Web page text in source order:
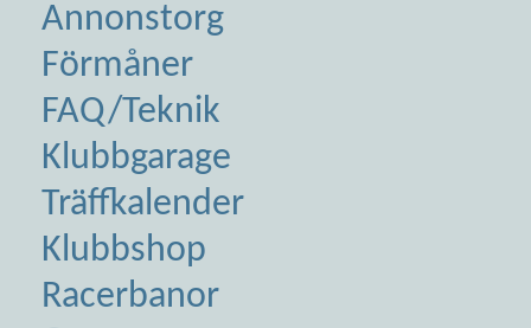
Annonstorg
Förmåner
FAQ/Teknik
Klubbgarage
Träffkalender
Klubbshop
Racerbanor